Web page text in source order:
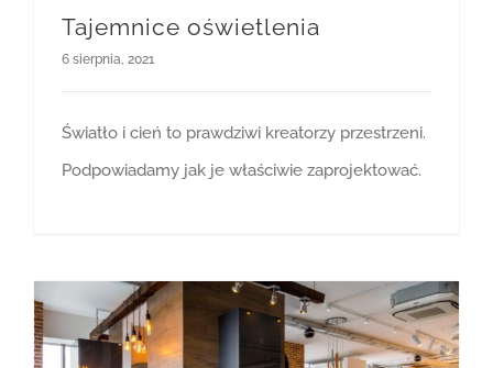
Tajemnice oświetlenia
6 sierpnia, 2021
Światło i cień to prawdziwi kreatorzy przestrzeni.
Podpowiadamy jak je właściwie zaprojektować.